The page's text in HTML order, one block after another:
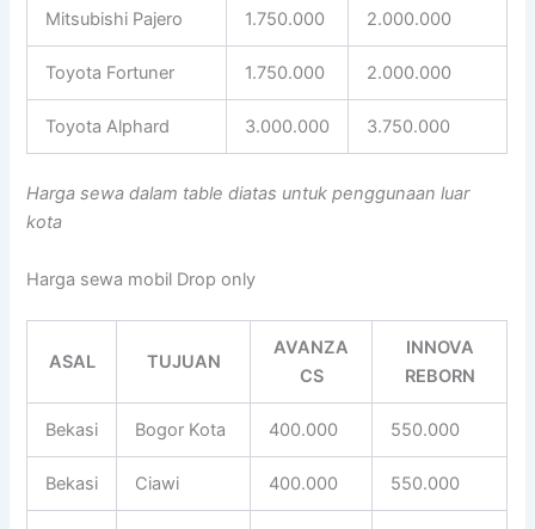
Mitsubishi Pajero 1.750.000 2.000.000
Toyota Fortuner 1.750.000 2.000.000
Toyota Alphard 3.000.000 3.750.000
Harga sewa dalam table diatas untuk penggunaan luar
kota
Harga sewa mobil Drop only
ASAL TUJUAN
AVANZA
CS
INNOVA
REBORN
Bekasi Bogor Kota 400.000 550.000
Bekasi Ciawi 400.000 550.000